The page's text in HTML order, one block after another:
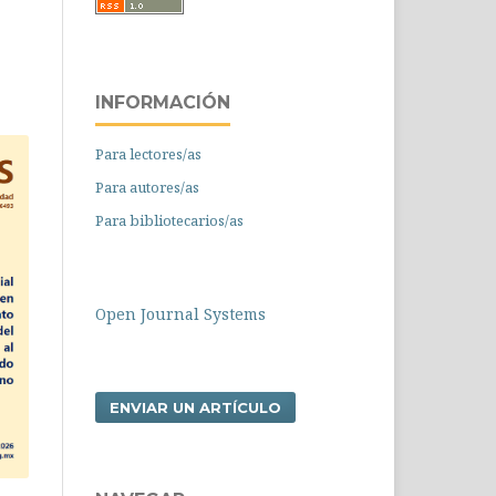
INFORMACIÓN
Para lectores/as
Para autores/as
Para bibliotecarios/as
Open Journal Systems
ENVIAR UN ARTÍCULO